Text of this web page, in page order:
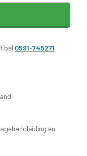
bel 0591-745271
en